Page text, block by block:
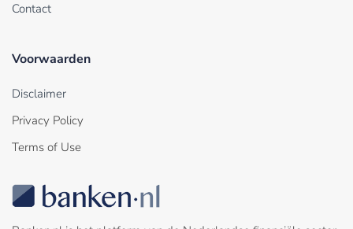
Contact
Voorwaarden
Disclaimer
Privacy Policy
Terms of Use